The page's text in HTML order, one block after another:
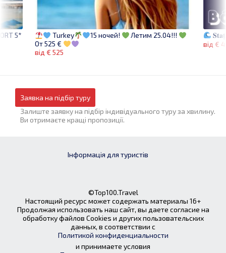
5*
від €
Turkey 15 ночей!
Летим 25.04!!!
От 525 €
від € 525
Заявка на підбір туру
Залиште заявку на підбір індивідуального туру за хвилину.
Ви отримаєте кращі пропозиції.
Інформація для туристів
©Top100.Travel
Настоящий ресурс может содержать материалы 16+
Продолжая использовать наш сайт, вы даете согласие на
обработку файлов Cookies и других пользовательских
данных, в соответствии с
Политикой конфиденциальности
и принимаете условия